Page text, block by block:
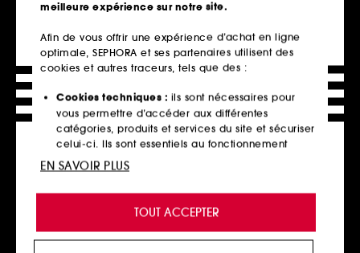
Retrait en magasin
Click & Collect en 2h offert
En savoir plus
Livraison standard offerte
à domicile dès 60€ en France
Explorer l'offre
Paiements sécurisés
meilleure expérience sur notre site.
Afin de vous offrir une expérience d’achat en ligne
optimale, SEPHORA et ses partenaires utilisent des
cookies et autres traceurs, tels que des :
Cookies techniques : ils sont nécessaires pour
vous permettre d’accéder aux différentes
catégories, produits et services du site et sécuriser
celui-ci. Ils sont essentiels au fonctionnement
technique du site et ne peuvent être désactivés.
de vous offrir une expérience enrichie et
personnalisée en vous recommandant des
produits, des services et des contenus qui
TOUT ACCEPTER
EN SAVOIR PLUS